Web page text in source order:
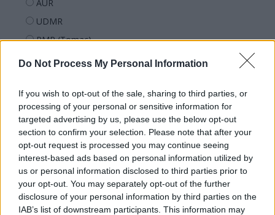
Do Not Process My Personal Information
If you wish to opt-out of the sale, sharing to third parties, or
processing of your personal or sensitive information for
targeted advertising by us, please use the below opt-out
section to confirm your selection. Please note that after your
opt-out request is processed you may continue seeing
interest-based ads based on personal information utilized by
us or personal information disclosed to third parties prior to
your opt-out. You may separately opt-out of the further
disclosure of your personal information by third parties on the
IAB’s list of downstream participants. This information may
AUR
UDMR
PMP (Tomac)
Forța Dreptei (L. Orban)
REPER
SENS
SOS (Șoșoacă)
POT (Gavrilă)
PACE (Peia)
Acțiunea Conservatoare (Târziu)
PDF (Lazarus)